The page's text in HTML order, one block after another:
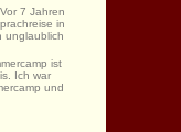
7 Jahren
in
unglaublich
ist
Ich war
und